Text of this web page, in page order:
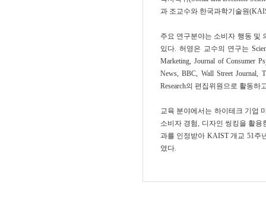
과 조교수와 한국과학기술원
주요 연구분야는 소비자 행동 및
있다. 허영은 교수의 연구는
Marketing, Journal of Consumer
News, BBC, Wall Street
Research의 편집위원으로 활동하
교육 분야에서는 하이테크 기업
소비자 경험, 디자인 씽킹을 활
과를 인정받아 KAIST 개교 51주
였다.